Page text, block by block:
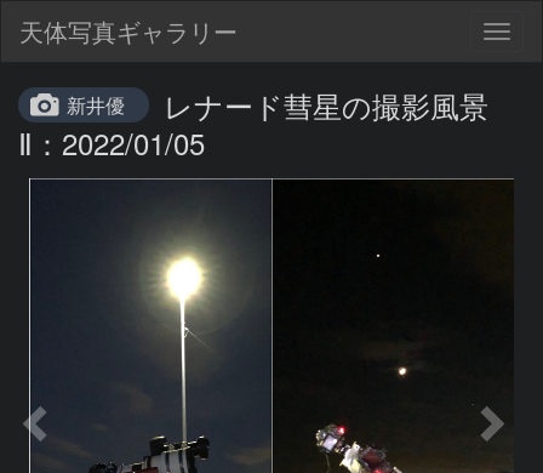
天体写真ギャラリー
新井優
レナード彗星の撮影風景
Ⅱ：2022/01/05